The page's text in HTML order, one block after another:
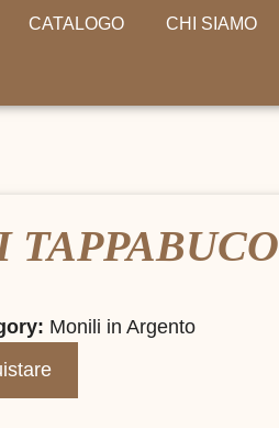
CATALOGO CHI SIAMO
Monili in Argento